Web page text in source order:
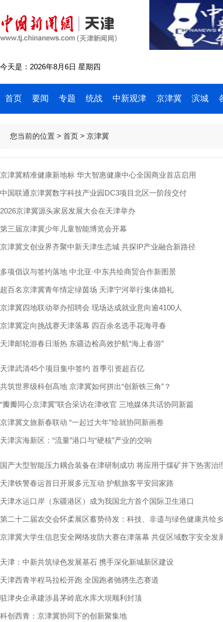
今天是：2026年8月6日 星期四
首页 要闻 专题 统战 中新观津 京津冀 滨城
您当前的位置 > 首页 > 京津冀
京津冀精准健康新地标 华大智惠健康中心全国商业首店启用
中国联通京津冀数字科技产业园DC3项目北区一阶段交付
2026京津冀源头家居发展大会在天津举办
第三届京津冀少年儿童智能博览会开幕
京津冀文创业界齐聚中新天津生态城 共探IP产业融合新路径
多项倡议与签约落地 中北亚·中东共绘商贸合作新图景
超百名京津冀青年情定绿茵场 天津宁河举行集体婚礼
京津冀四地联动举办招聘会 现场达成就业意向逾4100人
京津冀定向挑战赛天津落幕 四百余名选手花海寻春
天津邮轮游春日渐热 东疆边检高效护航“海上春游”
天津武清45个项目集中签约 首季引资超百亿
共筑世界级科创高地 京津冀如何拼出“创新铁三角”？
“瓣瓣同心京津冀”联合采访在津收官 三地媒体共话协同新篇
京津冀文旅新春联动 “一起过大年”绘就协同新画卷
天津滨海新区：“流量”港口与“硬核”产业的交响
国产大型智能压力耦合装备在津研制成功 将应用于煤矿井下热害治
天津铁警春运首日开展多元互动 护航旅客平安回家路
天津水运口岸（东疆港区）成为我国北方首个国际卫生港口
第二十二届农交会怀柔展区蓄势待发：科技、非遗与绿色健康共绘
京津冀大学生信息安全网络攻防大赛在津落幕 共促区域数字安全发
天津：中新共筑绿色发展基石 携手深化新城新区建设
天津西青半程马拉松开跑 全国跑者驰骋生态赛道
驻津央企承建涉县茅岭底水库大坝顺利封顶
科创西青：京津冀协同下的创新聚集地